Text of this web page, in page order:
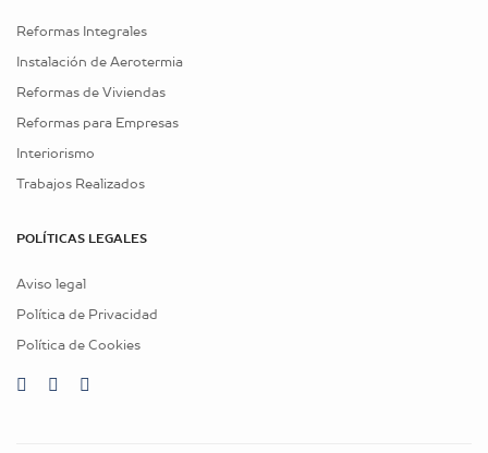
Reformas Integrales
Instalación de Aerotermia
Reformas de Viviendas
Reformas para Empresas
Interiorismo
Trabajos Realizados
POLÍTICAS LEGALES
Aviso legal
Política de Privacidad
Política de Cookies